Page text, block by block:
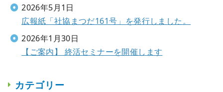
広報紙「社協まつだ161号」を発行しました。
2026年5月1日
【ご案内】 終活セミナーを開催します
2026年1月30日
カテゴリー